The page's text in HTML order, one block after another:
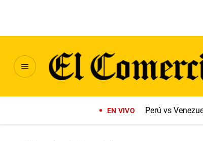
EN VIVO Perú vs